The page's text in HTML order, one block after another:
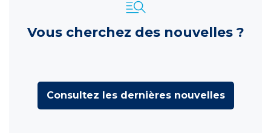
Vous cherchez des nouvelles ?
Consultez les dernières nouvelles